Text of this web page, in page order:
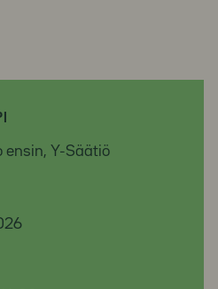
ensin, Y-Säätiö